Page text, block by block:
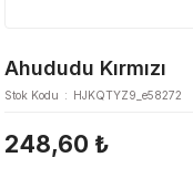
Ahududu Kırmızı
Stok Kodu HJKQTYZ9_e58272
248,60 ₺